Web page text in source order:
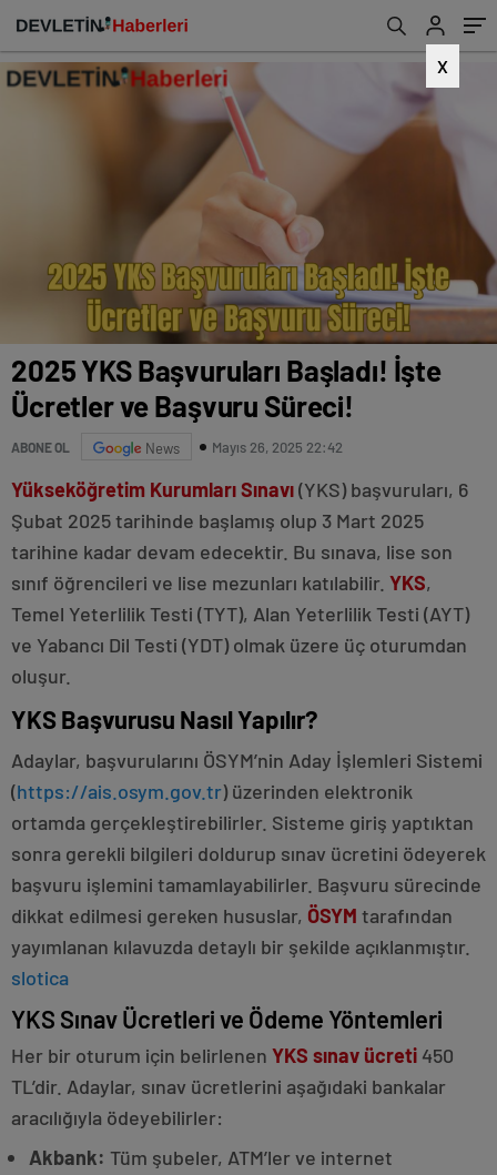
X
2025 YKS Başvuruları Başladı! İşte
Ücretler ve Başvuru Süreci!
ABONE OL News Mayıs 26, 2025 22:42
Yükseköğretim Kurumları Sınavı(YKS) başvuruları, 6
Şubat 2025 tarihinde başlamış olup 3 Mart 2025
tarihine kadar devam edecektir. Bu sınava, lise son
sınıf öğrencileri ve lise mezunları katılabilir. YKS,
Temel Yeterlilik Testi (TYT), Alan Yeterlilik Testi (AYT)
ve Yabancı Dil Testi (YDT) olmak üzere üç oturumdan
oluşur.
Escort
Bayan
Bayan
Escort
Ankara
Eskort
YKS Başvurusu Nasıl Yapılır?
Adaylar, başvurularını ÖSYM’nin Aday İşlemleri Sistemi
(https://ais.osym.gov.tr) üzerinden elektronik
ortamda gerçekleştirebilirler. Sisteme giriş yaptıktan
sonra gerekli bilgileri doldurup sınav ücretini ödeyerek
başvuru işlemini tamamlayabilirler. Başvuru sürecinde
dikkat edilmesi gereken hususlar, ÖSYM tarafından
yayımlanan kılavuzda detaylı bir şekilde açıklanmıştır.
slotica
YKS Sınav Ücretleri ve Ödeme Yöntemleri
Her bir oturum için belirlenen YKS sınav ücreti 450
TL’dir. Adaylar, sınav ücretlerini aşağıdaki bankalar
aracılığıyla ödeyebilirler:
Akbank: Tüm şubeler, ATM’ler ve internet